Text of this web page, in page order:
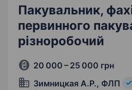
Пакувальник,
первинного
різноробочий
20 000 – 25 000 грн
Зимницкая А.Р., ФЛП